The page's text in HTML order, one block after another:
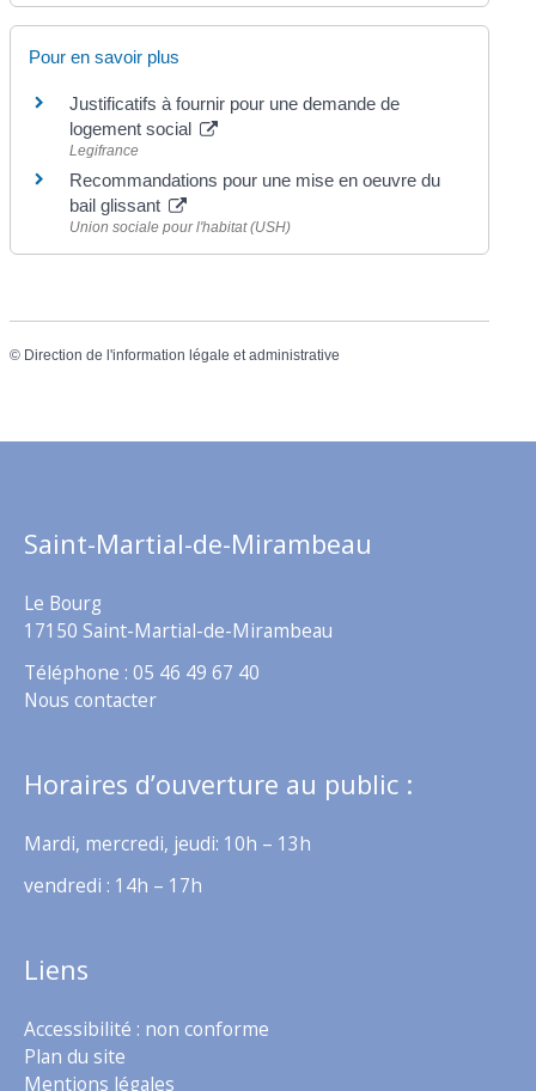
Pour en savoir plus
Justificatifs à fournir pour une demande de
logement social
Legifrance
Recommandations pour une mise en oeuvre du
bail glissant
Union sociale pour l'habitat (USH)
© Direction de l'information légale et administrative
Saint-Martial-de-Mirambeau
Le Bourg
17150 Saint-Martial-de-Mirambeau
Téléphone : 05 46 49 67 40
Nous contacter
Horaires d’ouverture au public :
Mardi, mercredi, jeudi: 10h – 13h
vendredi : 14h – 17h
Liens
Accessibilité : non conforme
Plan du site
Mentions légales